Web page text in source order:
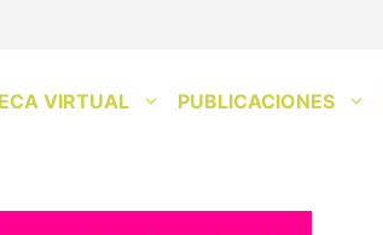
VIRTUAL PUBLICACIONES